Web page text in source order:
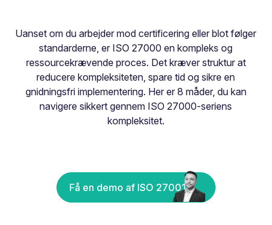
Uanset om du arbejder mod certificering eller blot følger
standarderne, er ISO 27000 en kompleks og
ressourcekrævende proces. Det kræver struktur at
reducere kompleksiteten, spare tid og sikre en
gnidningsfri implementering. Her er 8 måder, du kan
navigere sikkert gennem ISO 27000-seriens
kompleksitet.
Få en demo af ISO 27001